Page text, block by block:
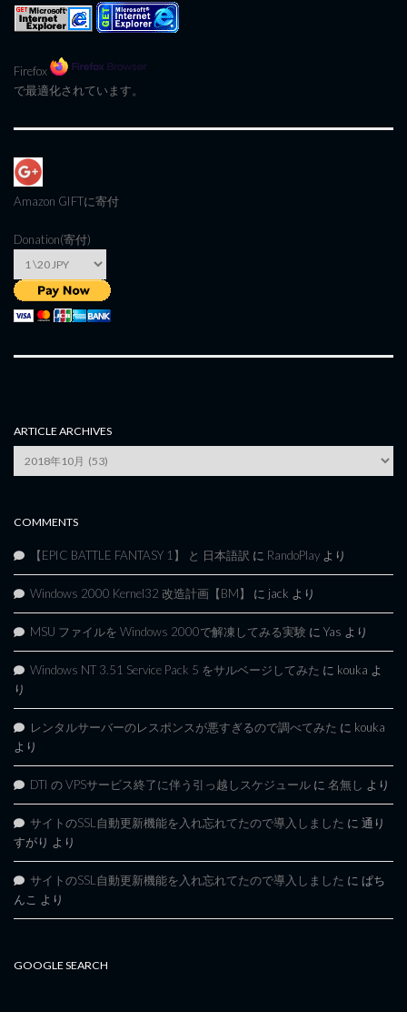
Firefox
で最適化されています。
Amazon GIFTに寄付
Donation(寄付)
ARTICLE ARCHIVES
Archives
COMMENTS
【EPIC BATTLE FANTASY 1】 と 日本語訳 に RandoPlay より
Windows 2000 Kernel32 改造計画【BM】 に jack より
MSU ファイルを Windows 2000で解凍してみる実験 に Yas より
Windows NT 3.51 Service Pack 5 をサルベージしてみた に kouka よ
り
レンタルサーバーのレスポンスが悪すぎるので調べてみた に kouka
より
DTI の VPSサービス終了に伴う引っ越しスケジュール に 名無し より
サイトのSSL自動更新機能を入れ忘れてたので導入しました に 通り
すがり より
サイトのSSL自動更新機能を入れ忘れてたので導入しました に ぱち
んこ より
GOOGLE SEARCH